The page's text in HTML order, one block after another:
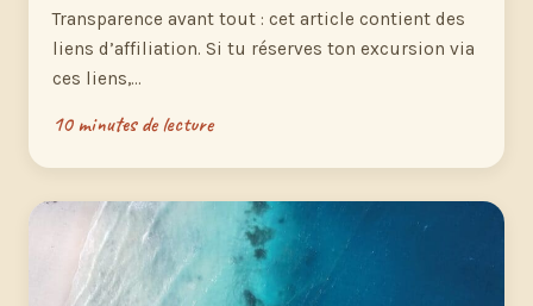
Transparence avant tout : cet article contient des
liens d’affiliation. Si tu réserves ton excursion via
ces liens,…
10 minutes de lecture